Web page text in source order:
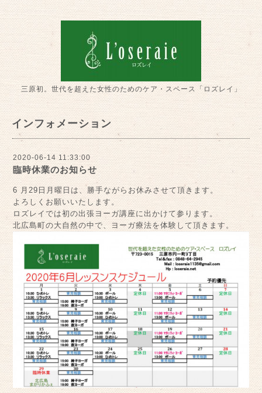
三原初。世代を超えた女性のためのケア・スペース「ロズレイ」
インフォメーション
2020-06-14 11:33:00
臨時休業のお知らせ
6 月29日月曜日は、勝手ながらお休みさせて頂きます。
よろしくお願いいたします。
ロズレイでは初の出張ヨーガ講座に出かけて参ります。
北広島町の大自然の中で、ヨーガ療法を体験して頂きます。